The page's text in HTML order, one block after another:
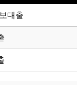
대출